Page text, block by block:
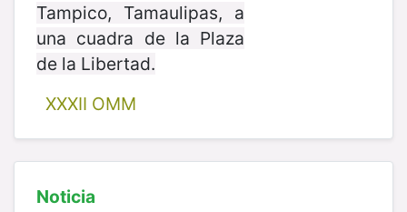
Tampico, Tamaulipas, a
una cuadra de la Plaza
de la Libertad.
XXXII OMM
Noticia